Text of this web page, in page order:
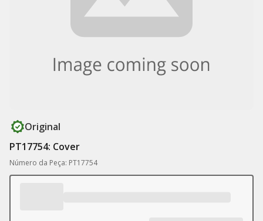
Original
PT17754: Cover
Número da Peça: PT17754